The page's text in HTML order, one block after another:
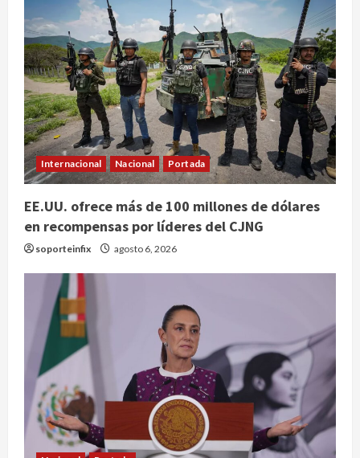
Internacional Nacional Portada
EE.UU. ofrece más de 100 millones de dólares
en recompensas por líderes del CJNG
soporteinfix agosto 6, 2026